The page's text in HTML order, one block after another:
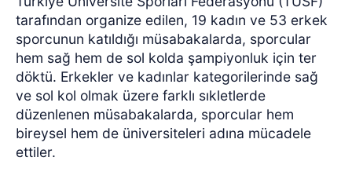
tarafından organize edilen, 19 kadın ve 53 erkek
sporcunun katıldığı müsabakalarda, sporcular
hem sağ hem de sol kolda şampiyonluk için ter
döktü. Erkekler ve kadınlar kategorilerinde sağ
ve sol kol olmak üzere farklı sıkletlerde
düzenlenen müsabakalarda, sporcular hem
bireysel hem de üniversiteleri adına mücadele
ettiler.